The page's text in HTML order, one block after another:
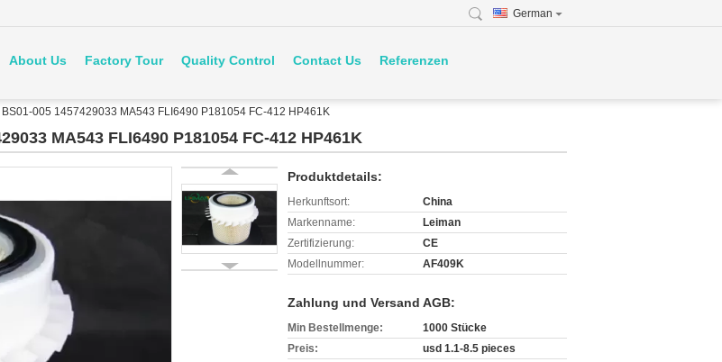
German
About Us Factory Tour Quality Control Contact Us Referenzen
BS01-005 1457429033 MA543 FLI6490 P181054 FC-412 HP461K
MA543 FLI6490 P181054 FC-412 HP461K
Produktdetails:
Herkunftsort:
China
Markenname:
Leiman
Zertifizierung:
CE
Modellnummer:
AF409K
Zahlung und Versand AGB:
Min Bestellmenge:
1000 Stücke
Preis:
usd 1.1-8.5 pieces